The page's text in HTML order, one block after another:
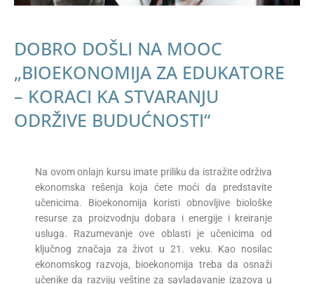
DOBRO DOŠLI NA MOOC
„BIOEKONOMIJA ZA EDUKATORE
– KORACI KA STVARANJU
ODRŽIVE BUDUĆNOSTI“
Na ovom onlajn kursu imate priliku da istražite održiva
ekonomska rešenja koja ćete moći da predstavite
učenicima. Bioekonomija koristi obnovljive biološke
resurse za proizvodnju dobara i energije i kreiranje
usluga. Razumevanje ove oblasti je učenicima od
ključnog značaja za život u 21. veku. Kao nosilac
ekonomskog razvoja, bioekonomija treba da osnaži
učenike da razviju veštine za savladavanje izazova u